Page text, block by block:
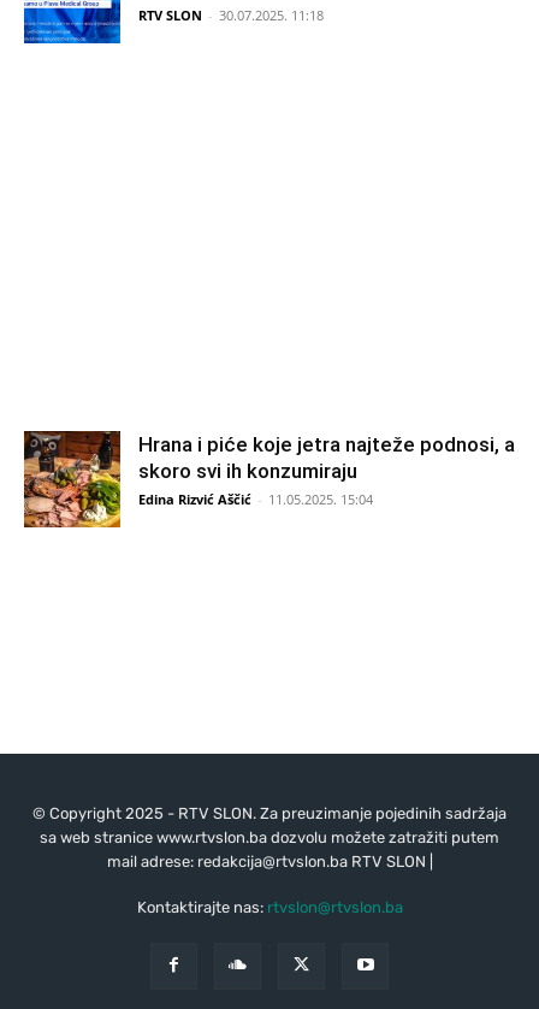
RTV SLON - 30.07.2025. 11:18
Hrana i piće koje jetra najteže podnosi, a
skoro svi ih konzumiraju
Edina Rizvić Aščić - 11.05.2025. 15:04
© Copyright 2025 - RTV SLON. Za preuzimanje pojedinih sadržaja
sa web stranice www.rtvslon.ba dozvolu možete zatražiti putem
mail adrese: redakcija@rtvslon.baRTV SLON |
Kontaktirajte nas: rtvslon@rtvslon.ba